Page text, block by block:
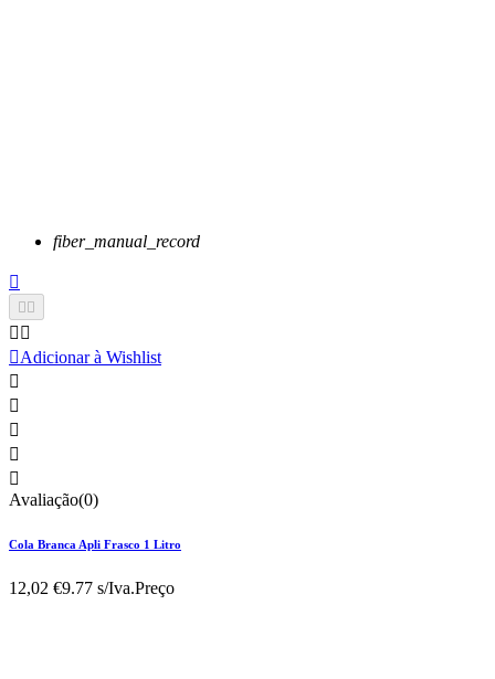
fiber_manual_record

 
 
Adicionar à Wishlist





Avaliação(0)
Cola Branca Apli Frasco 1 Litro
12,02 €9.77 s/Iva.Preço